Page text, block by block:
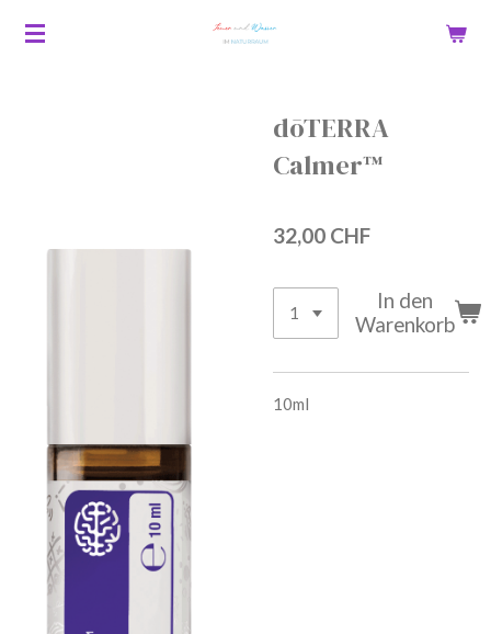
Zum
dōTERRA
Calmer™
32,00 CHF
In den
Warenkorb
10ml